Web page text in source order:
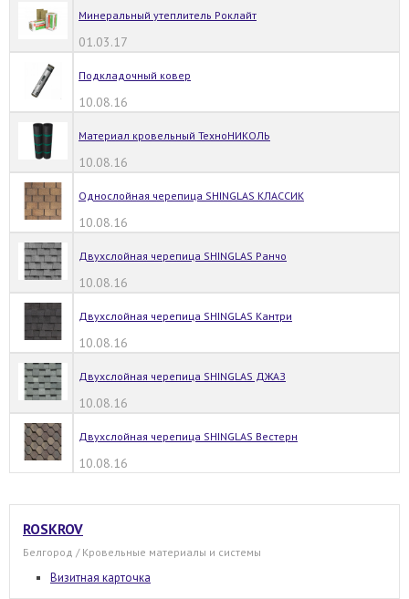
Минеральный утеплитель Роклайт
01.03.17
Подкладочный ковер
10.08.16
Материал кровельный ТехноНИКОЛЬ
10.08.16
Однослойная черепица SHINGLAS КЛАССИК
10.08.16
Двухслойная черепица SHINGLAS Ранчо
10.08.16
Двухслойная черепица SHINGLAS Кантри
10.08.16
Двухслойная черепица SHINGLAS ДЖАЗ
10.08.16
Двухслойная черепица SHINGLAS Вестерн
10.08.16
ROSKROV
Белгород / Кровельные материалы и системы
Визитная карточка